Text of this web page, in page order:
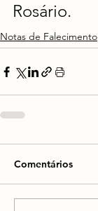
Rosário.
Notas de Falecimento
Comentários